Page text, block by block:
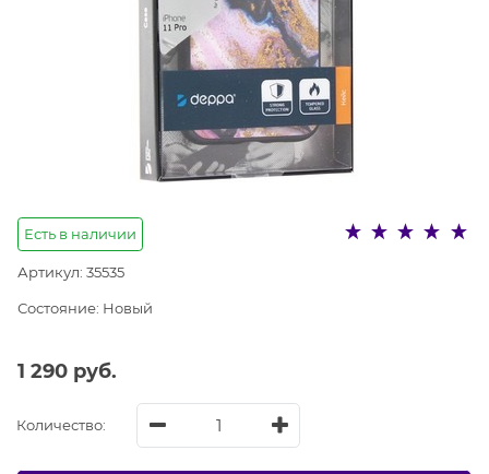
Есть в наличии
Артикул: 35535
Состояние: Новый
1 290 руб.
Количество: